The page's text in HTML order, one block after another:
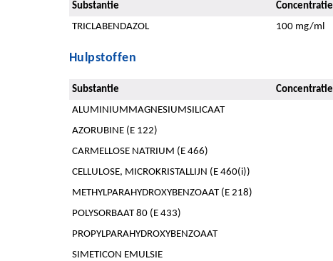
Substantie
Concentratie
TRICLABENDAZOL
100 mg/ml
Hulpstoffen
Substantie
Concentratie
ALUMINIUMMAGNESIUMSILICAAT
AZORUBINE (E 122)
CARMELLOSE NATRIUM (E 466)
CELLULOSE, MICROKRISTALLIJN (E 460(i))
METHYLPARAHYDROXYBENZOAAT (E 218)
POLYSORBAAT 80 (E 433)
PROPYLPARAHYDROXYBENZOAAT
SIMETICON EMULSIE